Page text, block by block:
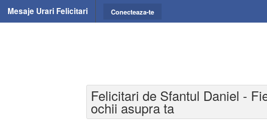
Mesaje Urari Felicitari Conecteaza-te
Felicitari de Sfantul Daniel -
ochii asupra ta